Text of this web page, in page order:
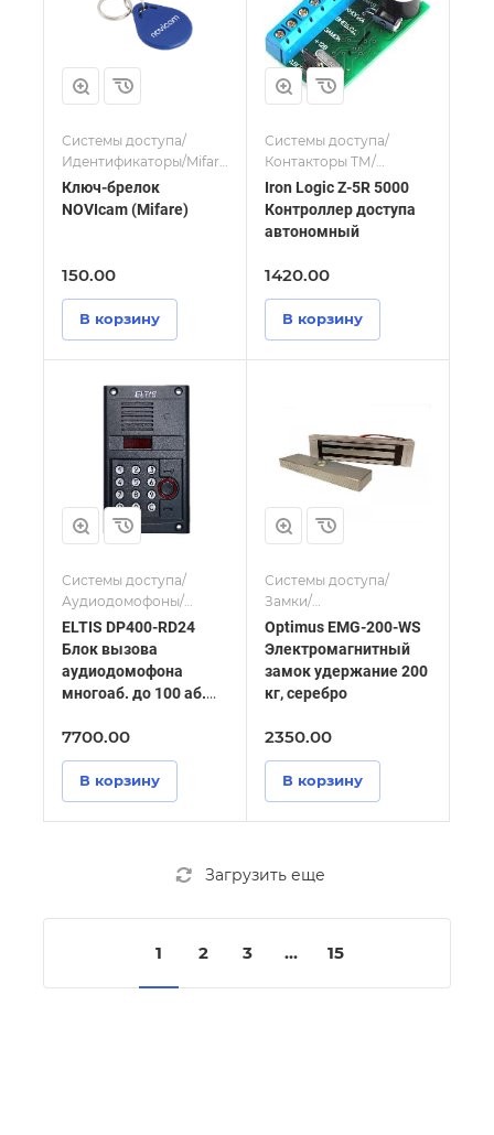
Системы доступа/
Идентификаторы/Mifare
ключи
Ключ-брелок
NOVIcam (Mifare)
150.00
В корзину
Системы доступа/
Контакторы ТМ/
Контроллеры
Iron Logic Z-5R 5000
Контроллер доступа
автономный
1420.00
В корзину
Системы доступа/
Аудиодомофоны/
Аудиопанели и блоки
вызова/
Многоабонентские
блоки вызова
ELTIS DP400-RD24
Блок вызова
аудиодомофона
многоаб. до 100 аб.
муар
7700.00
В корзину
Системы доступа/
Замки/
Электромагнитные
Optimus EMG-200-WS
Электромагнитный
замок удержание 200
кг, серебро
2350.00
В корзину
Загрузить еще
1 2 3 ... 15